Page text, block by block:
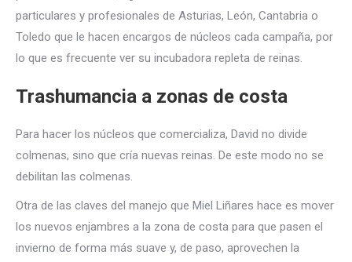
particulares y profesionales de Asturias, León, Cantabria o
Toledo que le hacen encargos de núcleos cada campaña, por
lo que es frecuente ver su incubadora repleta de reinas.
Trashumancia a zonas de costa
Para hacer los núcleos que comercializa, David no divide
colmenas, sino que cría nuevas reinas. De este modo no se
debilitan las colmenas.
Otra de las claves del manejo que Miel Liñares hace es mover
los nuevos enjambres a la zona de costa para que pasen el
invierno de forma más suave y, de paso, aprovechen la